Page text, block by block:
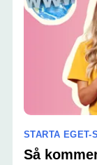
STARTA EGET-
Så